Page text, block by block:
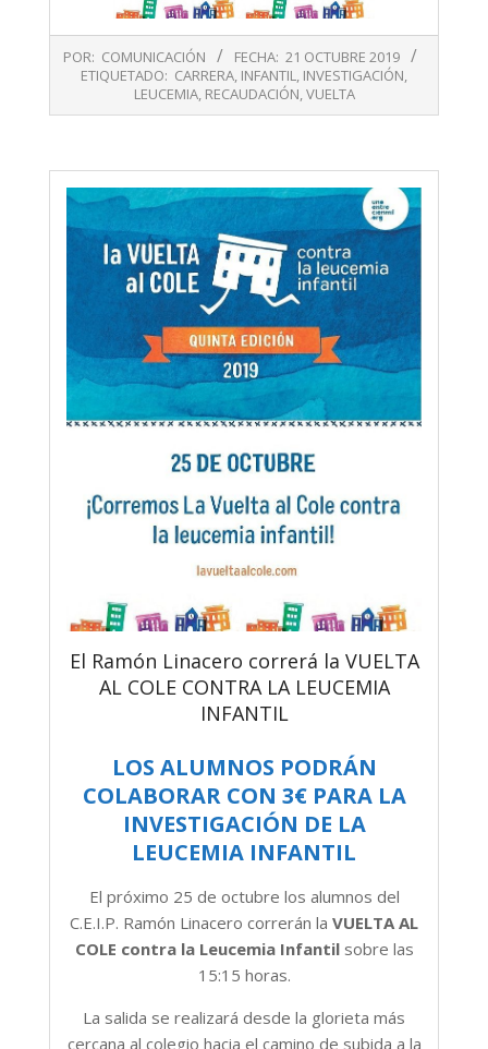
10-
POR: COMUNICACIÓN FECHA: 21 OCTUBRE 2019
ETIQUETADO: CARRERA, INFANTIL, INVESTIGACIÓN,
LEUCEMIA, RECAUDACIÓN,VUELTA
El Ramón Linacero correrá la VUELTA
AL COLE CONTRA LA LEUCEMIA
INFANTIL
LOS ALUMNOS PODRÁN
COLABORAR CON 3€ PARA LA
INVESTIGACIÓN DE LA
LEUCEMIA INFANTIL
El próximo 25 de octubre los alumnos del
C.E.I.P. Ramón Linacero correrán la VUELTA AL
COLE contra la Leucemia Infantilsobre las
15:15 horas.
La salida se realizará desde la glorieta más
cercana al colegio hacia el camino de subida a la